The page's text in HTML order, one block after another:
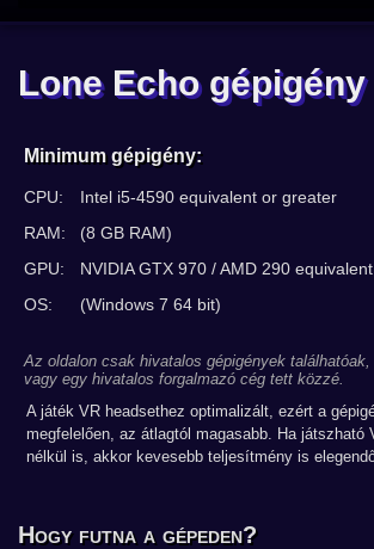
Lone Echo gépigény
Minimum gépigény:
CPU:
Intel i5-4590 equivalent or greater
RAM:
(8 GB RAM)
GPU:
NVIDIA GTX 970 / AMD 290
OS:
(Windows 7 64 bit)
Az oldalon csak hivatalos gépigények
vagy egy hivatalos forgalmazó cég tett közzé.
A játék VR headsethez optimalizált, ezért a
megfelelően, az átlagtól magasabb. Ha játszható
nélkül is, akkor kevesebb teljesítmény is
Hogy futna a gépeden?